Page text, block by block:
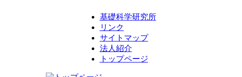
基礎科学研究所
リンク
サイトマップ
法人紹介
トップページ